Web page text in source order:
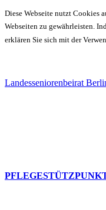
Diese Webseite nutzt Cookies
Webseiten zu gewährleisten.
erklären Sie sich mit der
Landesseniorenbeirat